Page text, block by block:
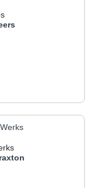
die
Anzahl: